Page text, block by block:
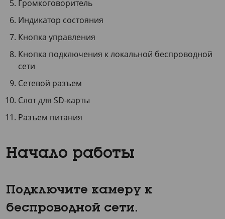
Громкоговоритель
Индикатор состояния
Кнопка управления
Кнопка подключения к локальной беспроводной
сети
Сетевой разъем
Слот для SD-карты
Разъем питания
Начало работы
Подключите камеру к
беспроводной сети.